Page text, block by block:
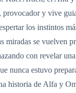
y vive
los instintos
se vuelven
con revelar
nunca estuvo
historia de Alfa y